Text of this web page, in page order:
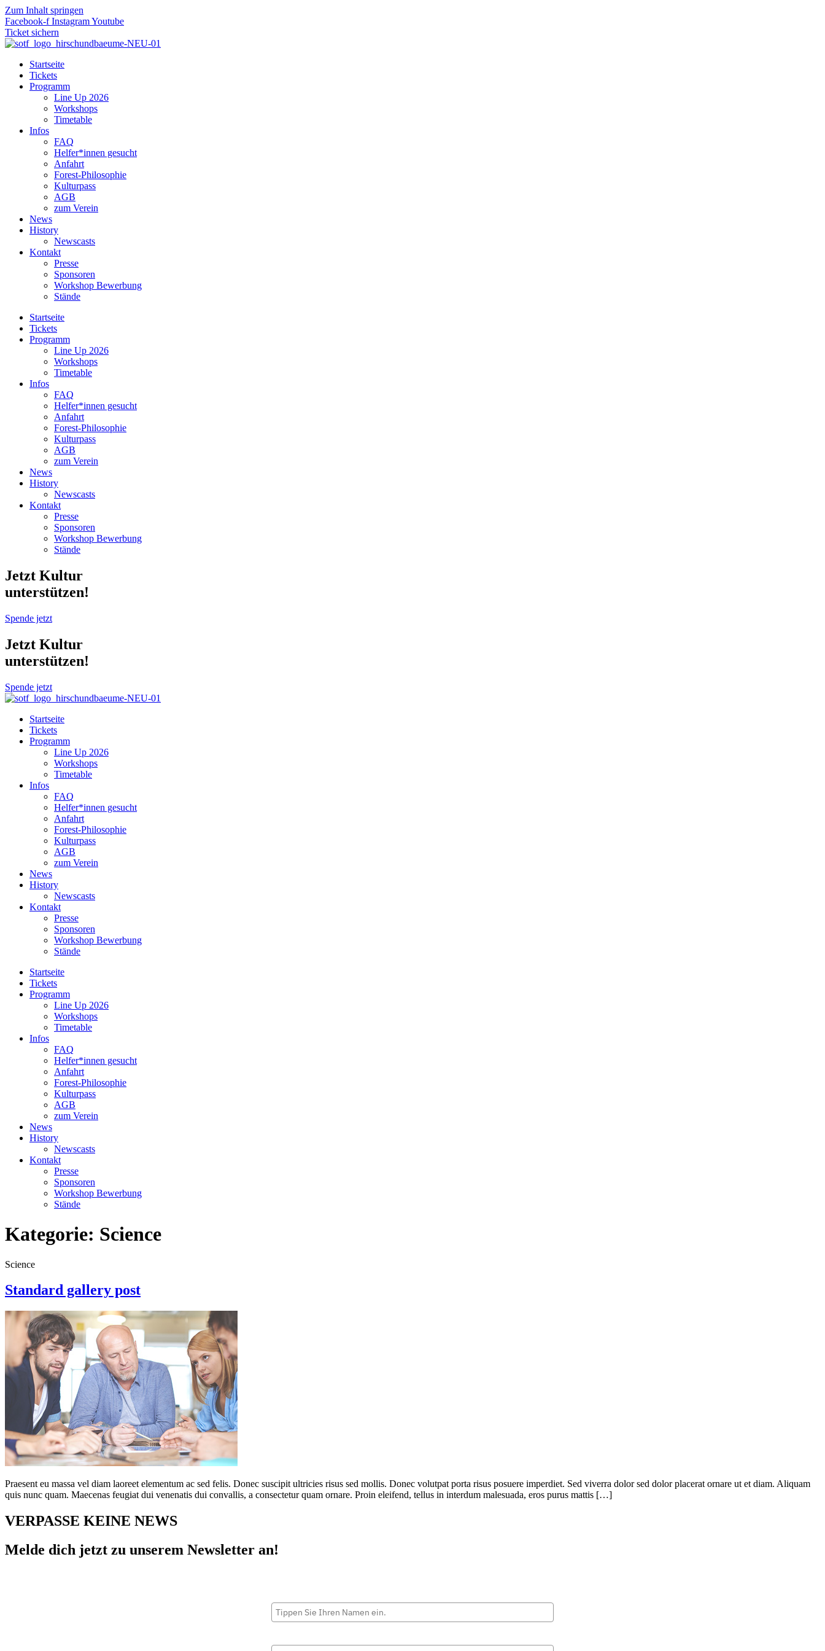
Zum Inhalt springen
Facebook-f InstagramYoutube
Ticket sichern
Startseite
Tickets
Programm
Line Up 2026
Workshops
Timetable
Infos
FAQ
Helfer*innen gesucht
Anfahrt
Forest-Philosophie
Kulturpass
AGB
zum Verein
News
History
Newscasts
Kontakt
Presse
Sponsoren
Workshop Bewerbung
Stände
Startseite
Tickets
Programm
Line Up 2026
Workshops
Timetable
Infos
FAQ
Helfer*innen gesucht
Anfahrt
Forest-Philosophie
Kulturpass
AGB
zum Verein
News
History
Newscasts
Kontakt
Presse
Sponsoren
Workshop Bewerbung
Stände
Jetzt Kultur
unterstützen!
Spende jetzt
Jetzt Kultur
unterstützen!
Spende jetzt
Startseite
Tickets
Programm
Line Up 2026
Workshops
Timetable
Infos
FAQ
Helfer*innen gesucht
Anfahrt
Forest-Philosophie
Kulturpass
AGB
zum Verein
News
History
Newscasts
Kontakt
Presse
Sponsoren
Workshop Bewerbung
Stände
Startseite
Tickets
Programm
Line Up 2026
Workshops
Timetable
Infos
FAQ
Helfer*innen gesucht
Anfahrt
Forest-Philosophie
Kulturpass
AGB
zum Verein
News
History
Newscasts
Kontakt
Presse
Sponsoren
Workshop Bewerbung
Stände
Kategorie: Science
Science
Standard gallery post
Praesent eu massa vel diam laoreet elementum ac sed felis. Donec suscipit ultricies risus sed mollis. Donec volutpat porta risus posuere imperdiet. Sed viverra dolor sed dolor placerat ornare ut et diam. Aliquam
quis nunc quam. Maecenas feugiat dui venenatis dui convallis, a consectetur quam ornare. Proin eleifend, tellus in interdum malesuada, eros purus mattis […]
VERPASSE KEINE NEWS
Melde dich jetzt zu unserem Newsletter an!